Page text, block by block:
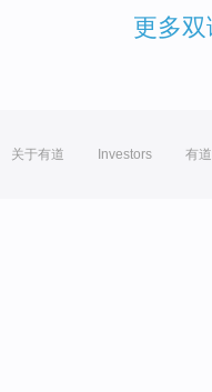
更多
关于有道 Investors 有